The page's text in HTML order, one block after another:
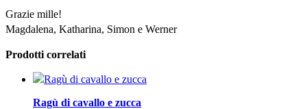
Grazie mille!
Magdalena, Katharina, Simon e Werner
Prodotti correlati
Ragù di cavallo e zucca